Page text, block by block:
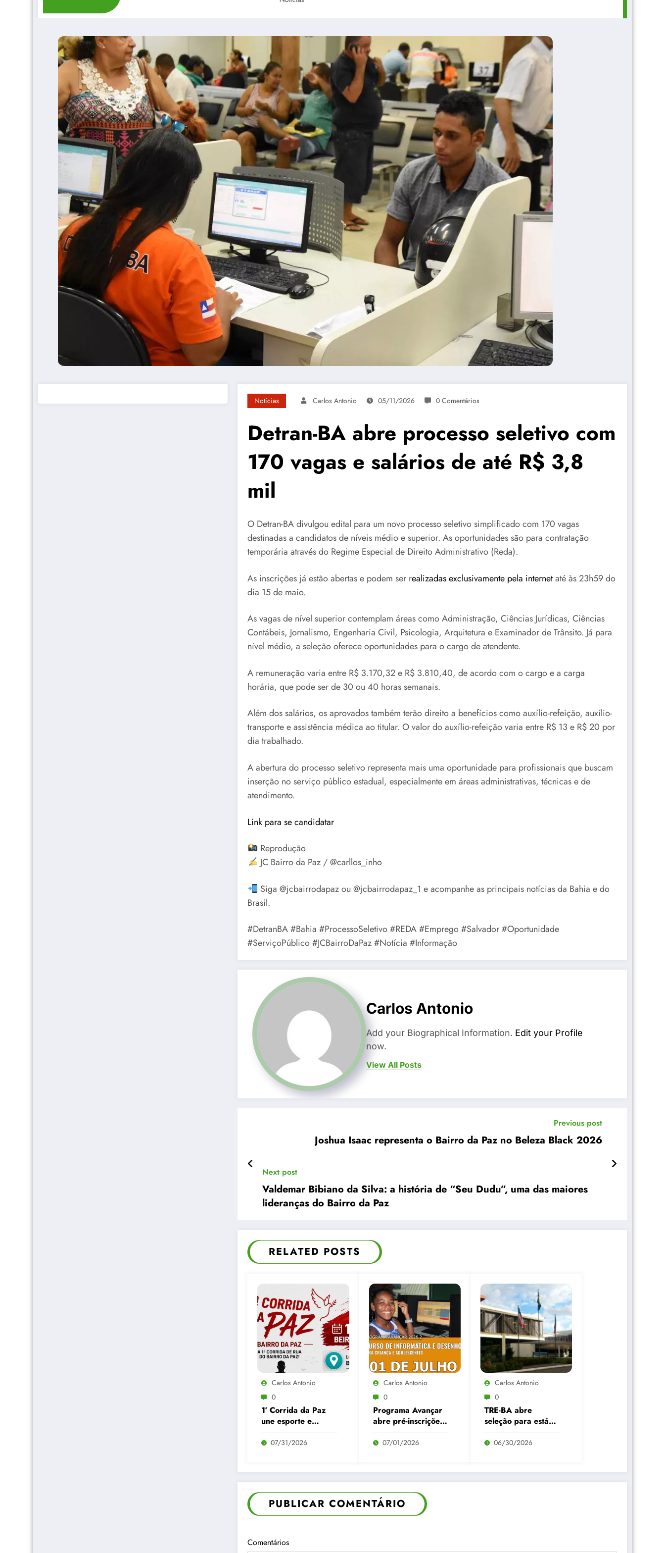
Notícias Carlos Antonio 05/11/2026 0 Comentários
Detran-BA abre processo seletivo com
170 vagas e salários de até R$ 3,8
mil
O Detran-BA divulgou edital para um novo processo seletivo simplificado com 170 vagas
destinadas a candidatos de níveis médio e superior. As oportunidades são para contratação
temporária através do Regime Especial de Direito Administrativo (Reda).
As inscrições já estão abertas e podem ser realizadas exclusivamente pela internetaté às 23h59 do
dia 15 de maio.
As vagas de nível superior contemplam áreas como Administração, Ciências Jurídicas, Ciências
Contábeis, Jornalismo, Engenharia Civil, Psicologia, Arquitetura e Examinador de Trânsito. Já para
nível médio, a seleção oferece oportunidades para o cargo de atendente.
A remuneração varia entre R$ 3.170,32 e R$ 3.810,40, de acordo com o cargo e a carga
horária, que pode ser de 30 ou 40 horas semanais.
Além dos salários, os aprovados também terão direito a benefícios como auxílio-refeição, auxílio-
transporte e assistência médica ao titular. O valor do auxílio-refeição varia entre R$ 13 e R$ 20 por
dia trabalhado.
A abertura do processo seletivo representa mais uma oportunidade para profissionais que buscam
inserção no serviço público estadual, especialmente em áreas administrativas, técnicas e de
atendimento.
Link para se candidatar
Reprodução
JC Bairro da Paz / @carllos_inho
Siga @jcbairrodapaz ou @jcbairrodapaz_1 e acompanhe as principais notícias da Bahia e do
Brasil.
#DetranBA #Bahia #ProcessoSeletivo #REDA #Emprego #Salvador #Oportunidade
#ServiçoPúblico #JCBairroDaPaz #Notícia #Informação
Carlos Antonio
Add your Biographical Information. Edit your Profile
now.
View All Posts
Previous post
Joshua Isaac representa o Bairro da Paz no Beleza Black 2026
Next post
Valdemar Bibiano da Silva: a história de “Seu Dudu”, uma das maiores
lideranças do Bairro da Paz
RELATED POSTS
Carlos Antonio
0
1ª Corrida da Paz
une esporte e
solidariedade no
Bairro da Paz
07/31/2026
Carlos Antonio
0
Programa Avançar
abre pré-inscrições
para cursos
gratuitos de
da Paz
07/01/2026
Carlos Antonio
0
TRE-BA abre
seleção para estágio
remunerado em
Salvador com bolsa
06/30/2026
PUBLICAR COMENTÁRIO
Comentários